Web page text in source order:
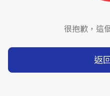
很抱歉，這
返